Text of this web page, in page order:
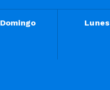
Domingo Lunes